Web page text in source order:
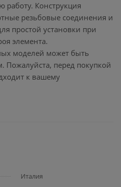
Конструкция
резьбовые соединения и
простой установки при
элемента.
моделей может быть
Пожалуйста, перед покупкой
к вашему
Италия